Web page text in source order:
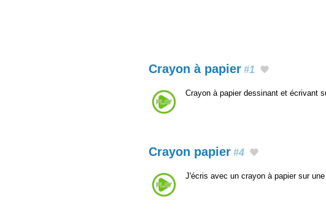
Crayon à papier #1
Crayon à papier dessinant et écrivant
Crayon papier #4
J'écris avec un crayon à papier sur une